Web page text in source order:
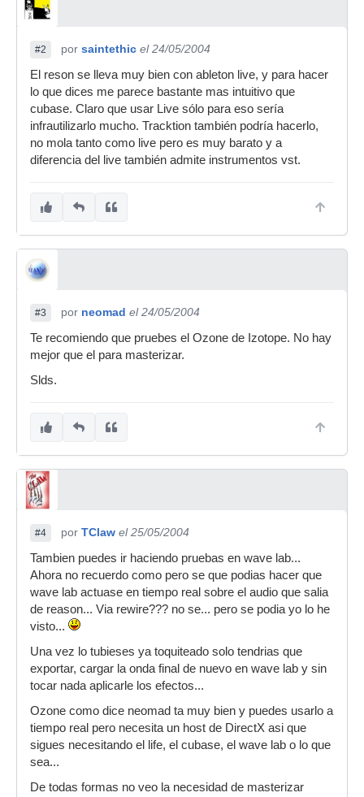
#2 por saintethic el 24/05/2004
El reson se lleva muy bien con ableton live, y para hacer
lo que dices me parece bastante mas intuitivo que
cubase. Claro que usar Live sólo para eso sería
infrautilizarlo mucho. Tracktion también podría hacerlo,
no mola tanto como live pero es muy barato y a
diferencia del live también admite instrumentos vst.
#3 por neomad el 24/05/2004
Te recomiendo que pruebes el Ozone de Izotope. No hay
mejor que el para masterizar.
Slds.
#4 por TClaw el 25/05/2004
Tambien puedes ir haciendo pruebas en wave lab...
Ahora no recuerdo como pero se que podias hacer que
wave lab actuase en tiempo real sobre el audio que salia
de reason... Via rewire??? no se... pero se podia yo lo he
visto...
Una vez lo tubieses ya toquiteado solo tendrias que
exportar, cargar la onda final de nuevo en wave lab y sin
tocar nada aplicarle los efectos...
Ozone como dice neomad ta muy bien y puedes usarlo a
tiempo real pero necesita un host de DirectX asi que
sigues necesitando el life, el cubase, el wave lab o lo que
sea...
De todas formas no veo la necesidad de masterizar